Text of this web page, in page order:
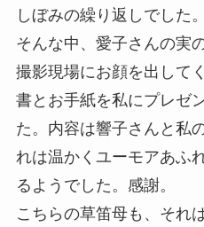
しぼみの繰り返しでした。
そんな中、愛子さんの実
撮影現場にお顔を出して
書とお手紙を私にプレゼ
た。内容は響子さんと私
れは温かくユーモアあふ
るようでした。感謝。
こちらの草笛母も、それ